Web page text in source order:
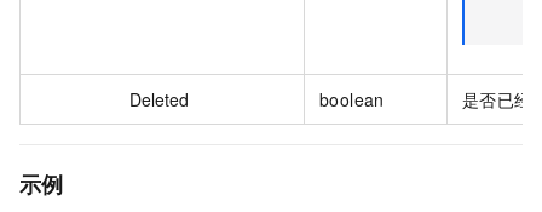
Deleted boolean 是否已经
示例